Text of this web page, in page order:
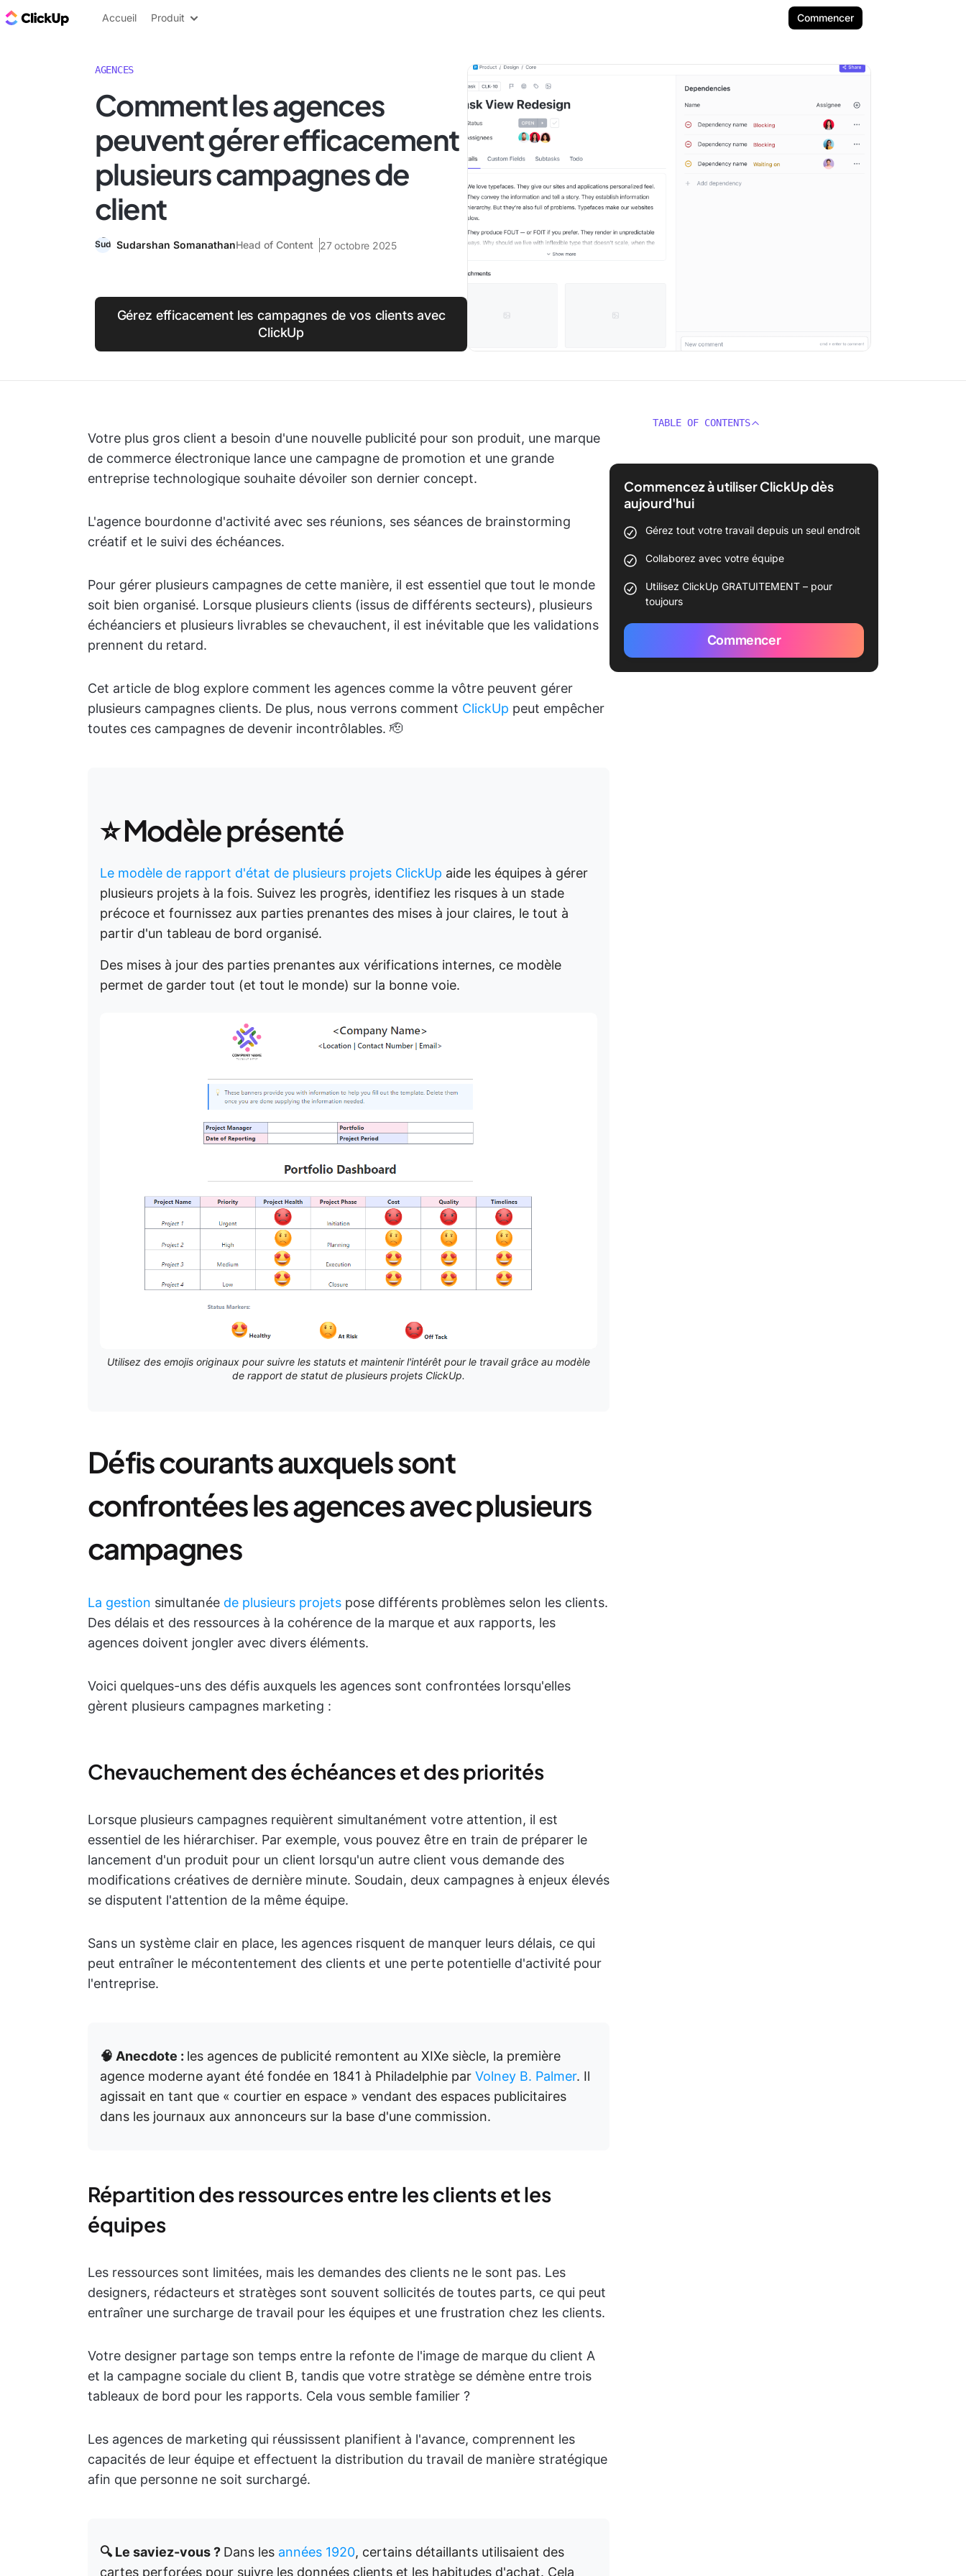
ClickUp Blog
Accueil Produit Commencer
AGENCES
Comment les agences
peuvent gérer efficacement
plusieurs campagnes de
client
Sudarshan SomanathanHead of Content 27 octobre 2025
Gérez efficacement les campagnes de vos clients avec
ClickUp
Votre plus gros client a besoin d'une nouvelle publicité pour son produit, une marque
de commerce électronique lance une campagne de promotion et une grande
entreprise technologique souhaite dévoiler son dernier concept.
L'agence bourdonne d'activité avec ses réunions, ses séances de brainstorming
créatif et le suivi des échéances.
Pour gérer plusieurs campagnes de cette manière, il est essentiel que tout le monde
soit bien organisé. Lorsque plusieurs clients (issus de différents secteurs), plusieurs
échéanciers et plusieurs livrables se chevauchent, il est inévitable que les validations
prennent du retard.
Cet article de blog explore comment les agences comme la vôtre peuvent gérer
plusieurs campagnes clients. De plus, nous verrons comment ClickUp peut empêcher
toutes ces campagnes de devenir incontrôlables. 🫡
⭐ Modèle présenté
Le modèle de rapport d'état de plusieurs projets ClickUp aide les équipes à gérer
plusieurs projets à la fois. Suivez les progrès, identifiez les risques à un stade
précoce et fournissez aux parties prenantes des mises à jour claires, le tout à
partir d'un tableau de bord organisé.
Des mises à jour des parties prenantes aux vérifications internes, ce modèle
permet de garder tout (et tout le monde) sur la bonne voie.
Utilisez des emojis originaux pour suivre les statuts et maintenir l'intérêt pour le travail grâce au modèle
de rapport de statut de plusieurs projets ClickUp.
Défis courants auxquels sont
confrontées les agences avec plusieurs
campagnes
La gestion simultanée de plusieurs projets pose différents problèmes selon les clients.
Des délais et des ressources à la cohérence de la marque et aux rapports, les
agences doivent jongler avec divers éléments.
Voici quelques-uns des défis auxquels les agences sont confrontées lorsqu'elles
gèrent plusieurs campagnes marketing :
Chevauchement des échéances et des priorités
Lorsque plusieurs campagnes requièrent simultanément votre attention, il est
essentiel de les hiérarchiser. Par exemple, vous pouvez être en train de préparer le
lancement d'un produit pour un client lorsqu'un autre client vous demande des
modifications créatives de dernière minute. Soudain, deux campagnes à enjeux élevés
se disputent l'attention de la même équipe.
Sans un système clair en place, les agences risquent de manquer leurs délais, ce qui
peut entraîner le mécontentement des clients et une perte potentielle d'activité pour
l'entreprise.
🧠 Anecdote : les agences de publicité remontent au XIXe siècle, la première
agence moderne ayant été fondée en 1841 à Philadelphie par Volney B. Palmer. Il
agissait en tant que « courtier en espace » vendant des espaces publicitaires
dans les journaux aux annonceurs sur la base d'une commission.
Répartition des ressources entre les clients et les
équipes
Les ressources sont limitées, mais les demandes des clients ne le sont pas. Les
designers, rédacteurs et stratèges sont souvent sollicités de toutes parts, ce qui peut
entraîner une surcharge de travail pour les équipes et une frustration chez les clients.
Votre designer partage son temps entre la refonte de l'image de marque du client A
et la campagne sociale du client B, tandis que votre stratège se démène entre trois
tableaux de bord pour les rapports. Cela vous semble familier ?
Les agences de marketing qui réussissent planifient à l'avance, comprennent les
capacités de leur équipe et effectuent la distribution du travail de manière stratégique
afin que personne ne soit surchargé.
🔍 Le saviez-vous ? Dans les années 1920, certains détaillants utilisaient des
cartes perforées pour suivre les données clients et les habitudes d'achat. Cela
TABLE OF CONTENTS
Commencez à utiliser ClickUp dès
aujourd'hui
Gérez tout votre travail depuis un seul endroit
Collaborez avec votre équipe
Utilisez ClickUp GRATUITEMENT – pour
toujours
Commencer